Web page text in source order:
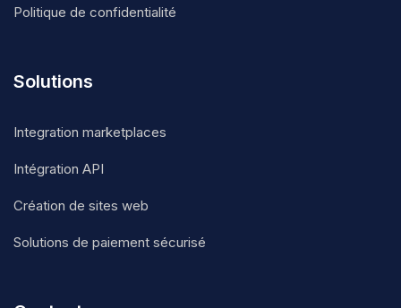
Politique de confidentialité
Solutions
Integration marketplaces
Intégration API
Création de sites web
Solutions de paiement sécurisé